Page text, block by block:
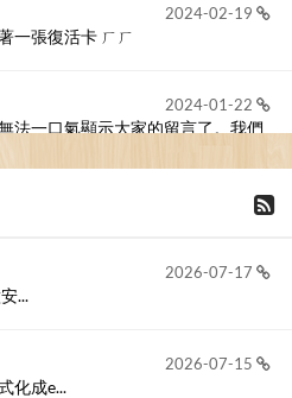
2024-02-19
一張復活卡 ㄏㄏ
2024-01-22
法一口氣顯示大家的留言了。我們
2026-07-17
...
2026-07-15
化成e...